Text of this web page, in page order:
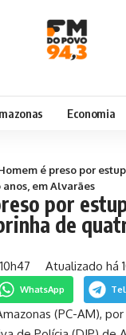
Economia
é preso por
em Alvarães
por
de
10h47 Atualizado há
WhatsApp
(PC-AM),